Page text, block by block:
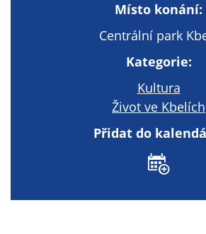
Místo konání:
Centrální park
Kategorie:
Kultura
Život ve Kbelích
Přidat do